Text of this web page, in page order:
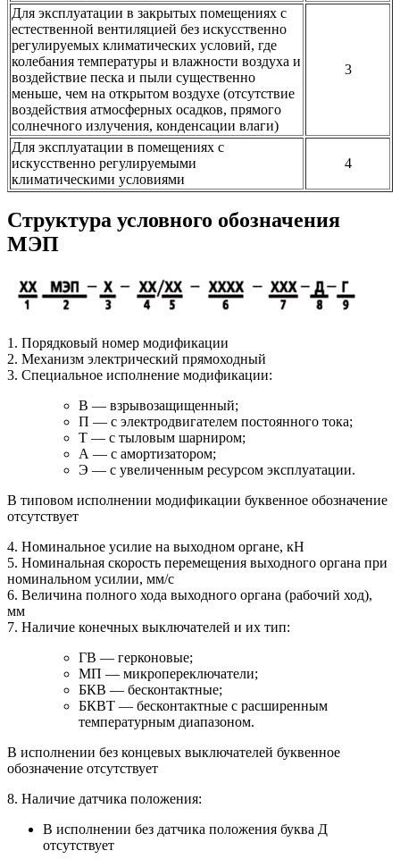
Для эксплуатации в закрытых помещениях с
естественной вентиляцией без искусственно
регулируемых климатических условий, где
колебания температуры и влажности воздуха и
воздействие песка и пыли существенно
меньше, чем на открытом воздухе (отсутствие
воздействия атмосферных осадков, прямого
солнечного излучения, конденсации влаги)
3
Для эксплуатации в помещениях с
искусственно регулируемыми
климатическими условиями
4
Структура условного обозначения
МЭП
1. Порядковый номер модификации
2. Механизм электрический прямоходный
3. Специальное исполнение модификации:
В — взрывозащищенный;
П — с электродвигателем постоянного тока;
Т — с тыловым шарниром;
А — с амортизатором;
Э — с увеличенным ресурсом эксплуатации.
В типовом исполнении модификации буквенное обозначение
отсутствует
4. Номинальное усилие на выходном органе, кН
5. Номинальная скорость перемещения выходного органа при
номинальном усилии, мм/с
6. Величина полного хода выходного органа (рабочий ход),
мм
7. Наличие конечных выключателей и их тип:
ГВ — герконовые;
МП — микропереключатели;
БКВ — бесконтактные;
БКВТ — бесконтактные с расширенным
температурным диапазоном.
В исполнении без концевых выключателей буквенное
обозначение отсутствует
8. Наличие датчика положения:
В исполнении без датчика положения буква Д
отсутствует